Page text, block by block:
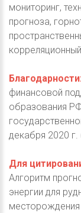
мониторинг,
прогноза,
Благодарности:
финансовой
образования
декабря 2020
Для
Алгоритм
энергии для
месторождения